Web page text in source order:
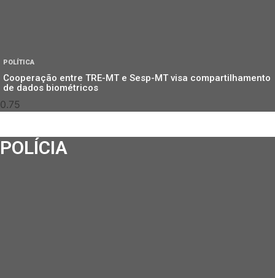
POLÍTICA
Cooperação entre TRE-MT e Sesp-MT visa compartilhamento
de dados biométricos
POLÍCIA